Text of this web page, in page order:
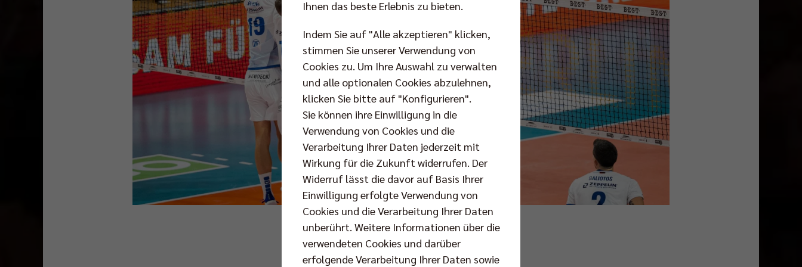
Fotos: citypress/Eden und Andreas Gora
Ihnen das beste Erlebnis zu bieten.
Indem Sie auf "Alle akzeptieren" klicken,
stimmen Sie unserer Verwendung von
Cookies zu. Um Ihre Auswahl zu verwalten
und alle optionalen Cookies abzulehnen,
klicken Sie bitte auf "Konfigurieren".
Sie können ihre Einwilligung in die
Verwendung von Cookies und die
Verarbeitung Ihrer Daten jederzeit mit
Wirkung für die Zukunft widerrufen. Der
Widerruf lässt die davor auf Basis Ihrer
Einwilligung erfolgte Verwendung von
Cookies und die Verarbeitung Ihrer Daten
unberührt. Weitere Informationen über die
verwendeten Cookies und darüber
erfolgende Verarbeitung Ihrer Daten sowie